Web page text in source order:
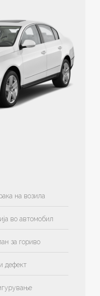
на возила
во автомобил
за гориво
дефект